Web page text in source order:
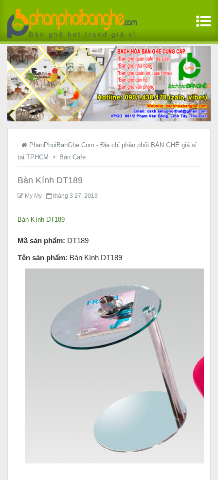
PhanPhoiBanGhe.Com - Địa chỉ phân phối BÀN GHẾ giá sỉ
tại TPHCM
Bàn Cafe
Bàn Kính DT189
My My tháng 3 27, 2019
Bàn Kính DT189
Mã sản phẩm: DT189
Tên sản phẩm: Bàn Kính DT189